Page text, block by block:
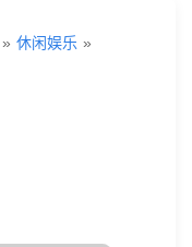
» 休闲娱乐 »